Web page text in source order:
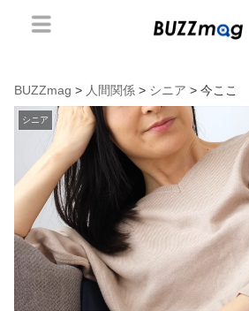
BUZZmag > 人間関係 > シニア > 今ここ
シニア